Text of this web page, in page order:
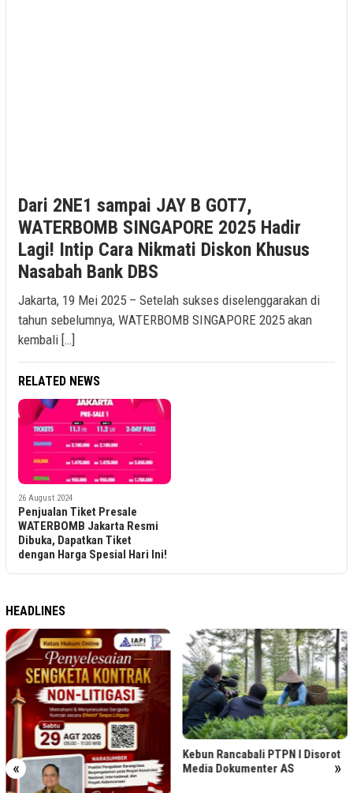
Dari 2NE1 sampai JAY B GOT7,
WATERBOMB SINGAPORE 2025 Hadir
Lagi! Intip Cara Nikmati Diskon Khusus
Nasabah Bank DBS
Jakarta, 19 Mei 2025 – Setelah sukses diselenggarakan di
tahun sebelumnya, WATERBOMB SINGAPORE 2025 akan
kembali […]
RELATED NEWS
26 August 2024
Penjualan Tiket Presale
WATERBOMB Jakarta Resmi
Dibuka, Dapatkan Tiket
dengan Harga Spesial Hari Ini!
HEADLINES
« »
Kebun Rancabali PTPN I Disorot
Media Dokumenter AS